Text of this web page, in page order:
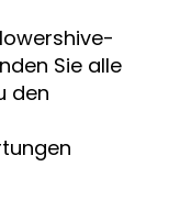
Sie alle
den